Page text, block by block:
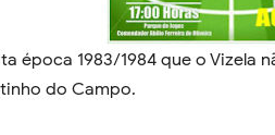
época 1983/1984 que o Vizela
do Campo.